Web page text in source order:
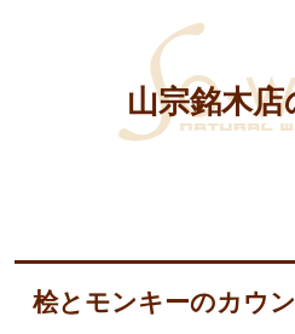
山宗銘木
桧とモンキーのカウ